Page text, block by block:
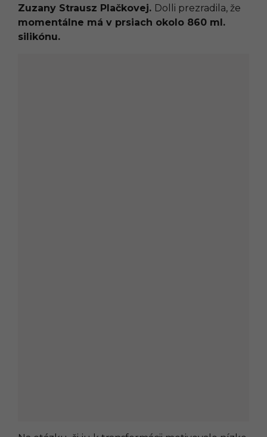
Zuzany Strausz Plačkovej. Dolli prezradila, že
momentálne má v prsiach okolo 860 ml.
silikónu.